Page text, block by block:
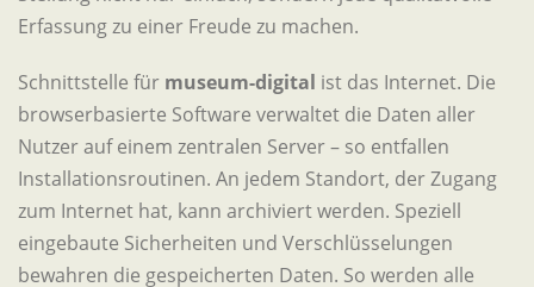
Erfassung zu einer Freude zu machen.
Schnittstelle für museum-digital ist das Internet. Die
browserbasierte Software verwaltet die Daten aller
Nutzer auf einem zentralen Server – so entfallen
Installationsroutinen. An jedem Standort, der Zugang
zum Internet hat, kann archiviert werden. Speziell
eingebaute Sicherheiten und Verschlüsselungen
bewahren die gespeicherten Daten. So werden alle